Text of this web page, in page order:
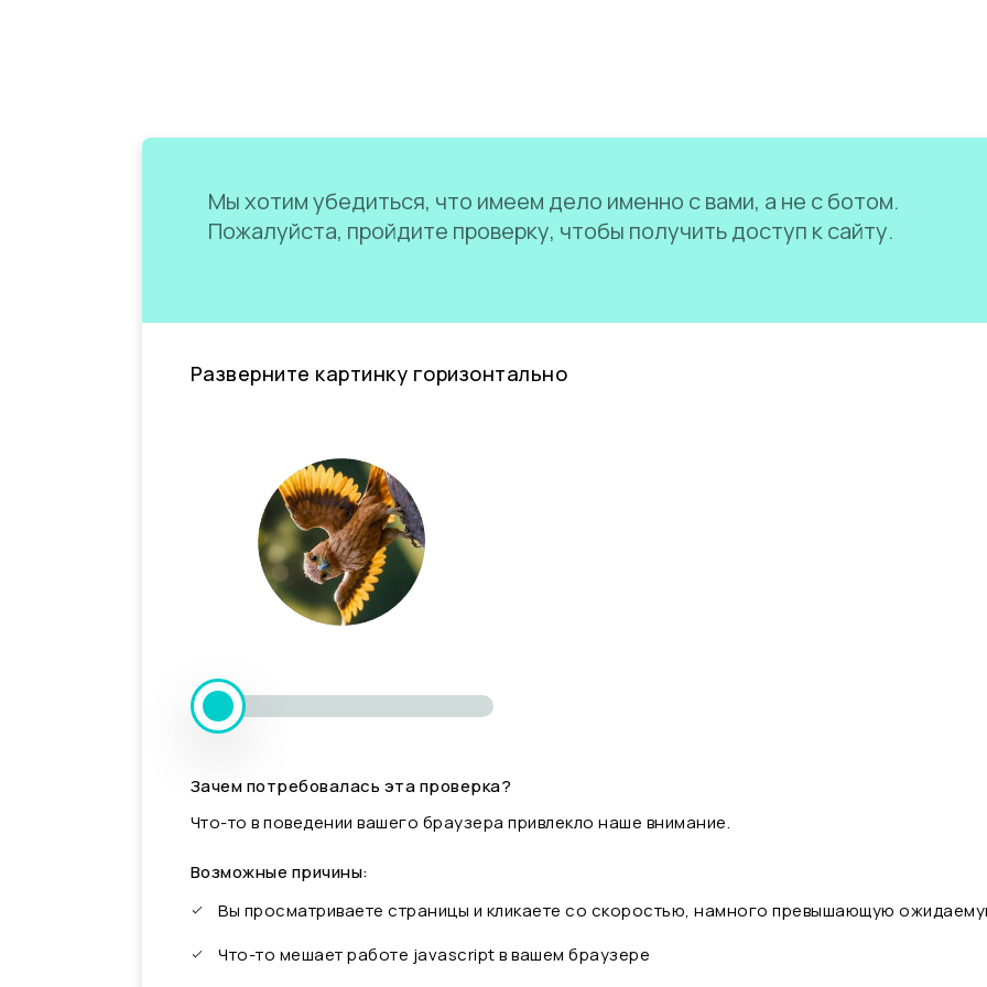
Мы хотим убедиться, что имеем дело именно с вами, а не с ботом.
Пожалуйста, пройдите проверку, чтобы получить доступ к сайту.
Разверните картинку горизонтально
Зачем потребовалась эта проверка?
Что-то в поведении вашего браузера привлекло наше внимание.
Возможные причины:
Вы просматриваете страницы и кликаете со скоростью, намного превышающую
Что-то мешает работе javascript в вашем браузере